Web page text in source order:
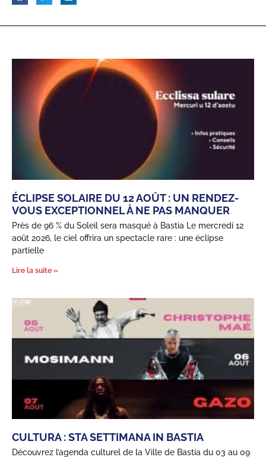
ÉCLIPSE SOLAIRE DU 12 AOÛT : UN RENDEZ-
VOUS EXCEPTIONNEL À NE PAS MANQUER
Près de 96 % du Soleil sera masqué à Bastia Le mercredi 12
août 2026, le ciel offrira un spectacle rare : une éclipse
partielle
Lire la suite »
CULTURA : STA SETTIMANA IN BASTIA
Découvrez l’agenda culturel de la Ville de Bastia du 03 au 09